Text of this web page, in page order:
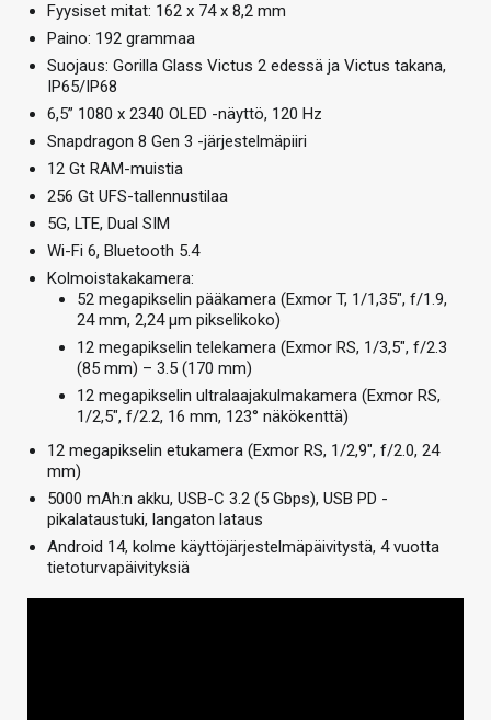
Fyysiset mitat: 162 x 74 x 8,2 mm
Paino: 192 grammaa
Suojaus: Gorilla Glass Victus 2 edessä ja Victus takana,
IP65/IP68
6,5” 1080 x 2340 OLED -näyttö, 120 Hz
Snapdragon 8 Gen 3 -järjestelmäpiiri
12 Gt RAM-muistia
256 Gt UFS-tallennustilaa
5G, LTE, Dual SIM
Wi-Fi 6, Bluetooth 5.4
Kolmoistakakamera:
52 megapikselin pääkamera (Exmor T, 1/1,35″, f/1.9,
24 mm, 2,24 µm pikselikoko)
12 megapikselin telekamera (Exmor RS, 1/3,5″, f/2.3
(85 mm) – 3.5 (170 mm)
12 megapikselin ultralaajakulmakamera (Exmor RS,
1/2,5″, f/2.2, 16 mm, 123° näkökenttä)
12 megapikselin etukamera (Exmor RS, 1/2,9″, f/2.0, 24
mm)
5000 mAh:n akku, USB-C 3.2 (5 Gbps), USB PD -
pikalataustuki, langaton lataus
Android 14, kolme käyttöjärjestelmäpäivitystä, 4 vuotta
tietoturvapäivityksiä